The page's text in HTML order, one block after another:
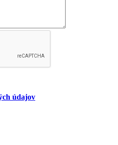
údajov